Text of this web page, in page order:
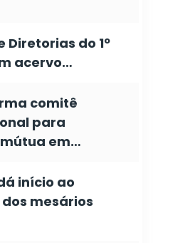
Diretorias do 1º
acervo…
comitê
para
em…
início ao
mesários